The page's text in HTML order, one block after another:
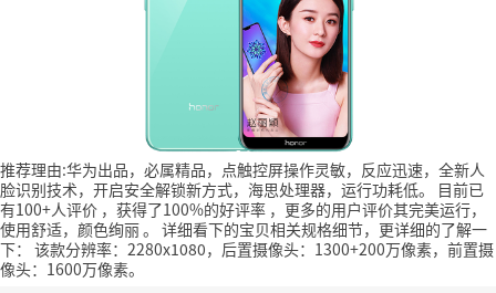
推荐理由:华为出品，必属精品，点触控屏操作灵敏，反应迅速，全新人
脸识别技术，开启安全解锁新方式，海思处理器，运行功耗低。
目前已
有100+人评价 ，获得了100%的好评率 ，更多的用户评价其完美运行，
使用舒适，颜色绚丽。 详细看下的宝贝相关规格细节，更详细的了解一
下： 该款分辨率：2280x1080，后置摄像头：1300+200万像素，前置摄
像头：1600万像素。